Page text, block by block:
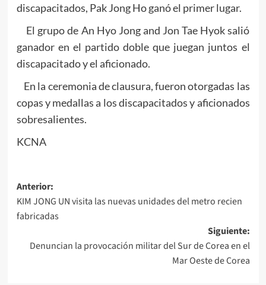
discapacitados, Pak Jong Ho ganó el primer lugar.
El grupo de An Hyo Jong and Jon Tae Hyok salió
ganador en el partido doble que juegan juntos el
discapacitado y el aficionado.
En la ceremonia de clausura, fueron otorgadas las
copas y medallas a los discapacitados y aficionados
sobresalientes.
KCNA
Navegación
de
entradas
Anterior:
KIM JONG UN visita las nuevas unidades del metro recien
fabricadas
Siguiente:
Denuncian la provocación militar del Sur de Corea en el
Mar Oeste de Corea